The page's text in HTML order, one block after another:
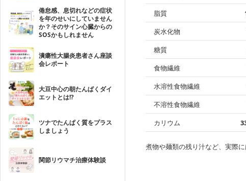
倦怠感、息切れなどの症状
を年のせいにしていません
か？そのサイン心臓からの
SOSかもしれません
潰瘍性大腸炎患者さん座談
会レポート
大豆中心の朝たんぱくダイ
エットとは!?
ツナでたんぱく質をプラス
しましょう
関節リウマチ治療体験談
脂質
炭水化物
糖質
食物繊維
水溶性食物繊維
不溶性食物繊維
カリウム
煮物や麺類の残り汁など、実際